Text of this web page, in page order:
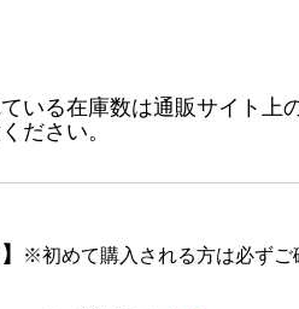
いる在庫数は通販サイト上
ださい。
※初めて購入される方は必ずご